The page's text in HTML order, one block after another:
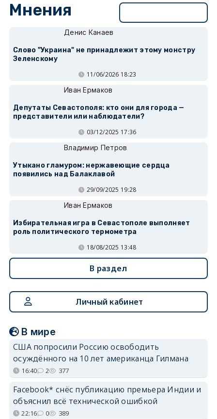
Мнения
Денис Канаев
Слово "Украина" не принадлежит этому монстру
Зеленскому
11/06/2026 18:23
Иван Ермаков
Депутаты Севастополя: кто они для города —
представители или наблюдатели?
03/12/2025 17:36
Владимир Петров
Утыкано гламуром: нержавеющие сердца
появились над Балаклавой
29/09/2025 19:28
Иван Ермаков
Избирательная игра в Севастополе выполняет
роль политического термометра
18/08/2025 13:48
В раздел
Личный кабинет
В мире
США попросили Россию освободить
осуждённого на 10 лет американца Гилмана
16:40 2 377
Facebook* снёс публикацию премьера Индии и
объяснил всё технической ошибкой
22:16 0 389